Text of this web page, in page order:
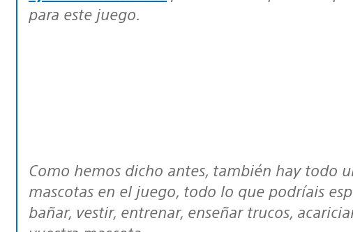
para este juego.
Como hemos dicho antes, también hay todo un elemento de simulación de
mascotas en el juego, todo lo que podríais
bañar, vestir, entrenar, enseñar trucos,